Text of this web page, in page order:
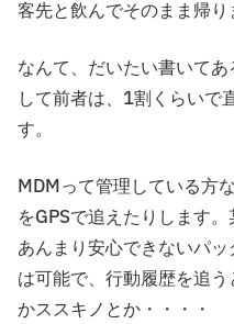
客先と飲んでそのまま帰り
なんて、だいたい書いて
して前者は、1割くらいで
す。
MDMって管理している方
をGPSで追えたりします
あんまり安心できないパ
は可能で、行動履歴を追
かススキノとか・・・・